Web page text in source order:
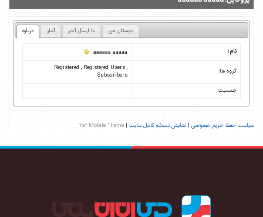
درباره آمار 10 ارسال آخر دوستان من
نام: aaaaaa aaaaa
گروه ها:
Registered , Registered Users ,
Subscribers
جنسیت:
سیاست حفظ حریم خصوصی | نمایش نسخه کامل سایت |
Yaf Mobile Theme